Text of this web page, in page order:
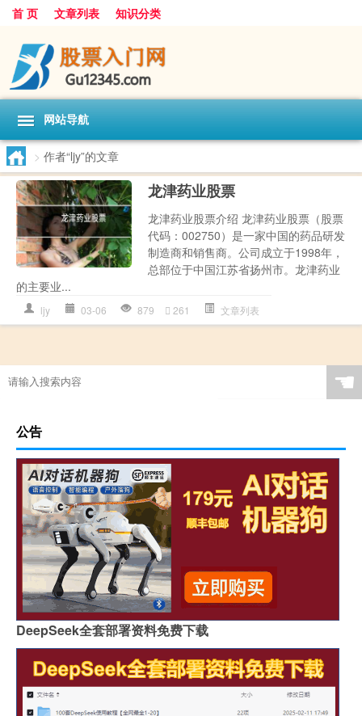
首 页 文章列表 知识分类
网站导航
> 作者“ljy”的文章
龙津药业股票
龙津药业股票介绍 龙津药业股票（股票
代码：002750）是一家中国的药品研发
制造商和销售商。公司成立于1998年，
总部位于中国江苏省扬州市。龙津药业
的主要业...
ljy 03-06 879 261 文章列表
☚
公告
DeepSeek全套部署资料免费下载